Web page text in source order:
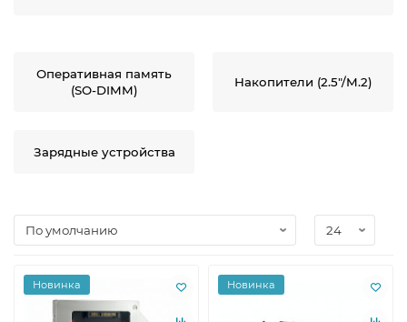
Оперативная память
(SO-DIMM)
Накопители (2.5"/M.2)
Зарядные устройства
Новинка Новинка